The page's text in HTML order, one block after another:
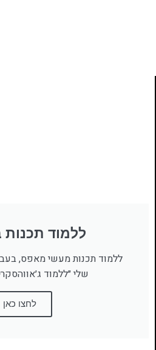
ללמוד
ללמוד תכנות מעשי מאפס,
שלי ״ללמוד
לחצו כאן